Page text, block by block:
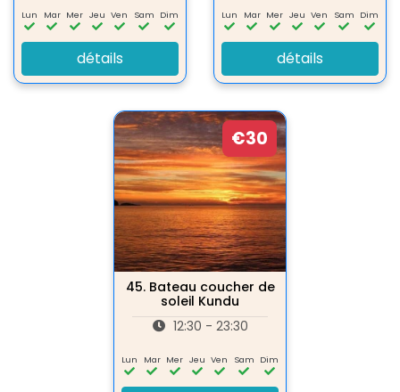
Lun Mar Mer Jeu Ven Sam Dim
détails
Lun Mar Mer Jeu Ven Sam Dim
détails
€30
45. Bateau coucher de
soleil Kundu
12:30 - 23:30
Lun Mar Mer Jeu Ven Sam Dim